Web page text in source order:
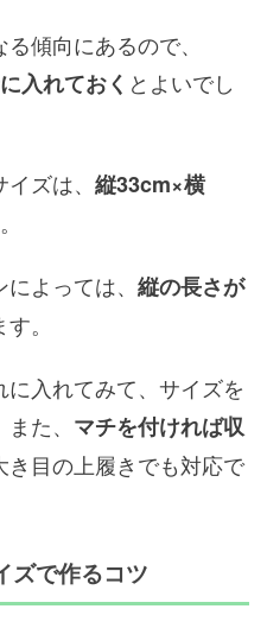
傾向にあるので、
入れておく とよいでし
ズは、 縦33cm×横
よっては、 縦の長さが
。
入れてみて、サイズを
た、 マチを付ければ収
き目の上履きでも対応で
ズで作るコツ